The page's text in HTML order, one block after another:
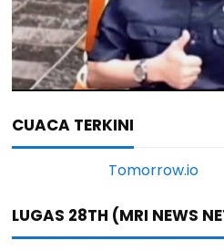
CUACA TERKINI
LUGAS 28TH (MRI NEWS